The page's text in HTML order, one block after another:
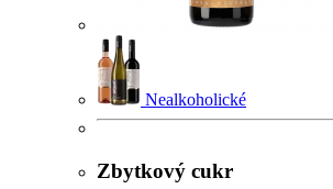
Nealkoholické
Zbytkový cukr